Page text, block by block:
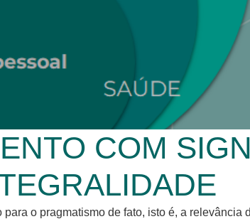
COM
o pragmatismo de fato, isto é, a relevância